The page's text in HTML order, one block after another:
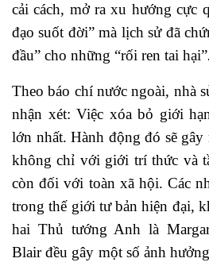
cải cách, mở ra xu hướng cực
đạo suốt đời” mà lịch sử đã
đầu” cho những “rối ren tai hại”.
Theo báo chí nước ngoài, nhà
nhận xét: Việc xóa bỏ giới
lớn nhất. Hành động đó sẽ
không chỉ với giới trí thức và
còn đối với toàn xã hội.Các
trong thế giới tư bản hiện đại,
hai Thủ tướng Anh là
Blair đều gây một số ảnh